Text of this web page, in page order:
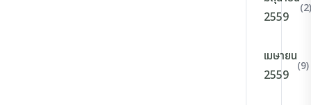
2559
(2)
เมษายน
2559
(9)